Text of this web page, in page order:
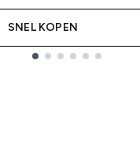
SNEL KOPEN